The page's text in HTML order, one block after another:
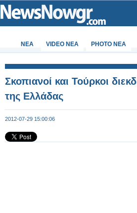
ΝΕΑ VIDEO NEA PHOTO NEA
Σκοπιανοί και Τούρκοι
της Ελλάδας
2012-07-29 15:00:06